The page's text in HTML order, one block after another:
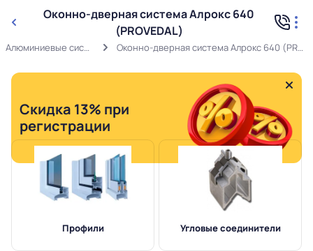
Оконно-дверная система Алрокс 640
(PROVEDAL)
Алюминиевые системы Оконно-дверная система Алрокс 640 (PROVEDAL)
Скидка 13% при
регистрации
Профили Угловые соединители